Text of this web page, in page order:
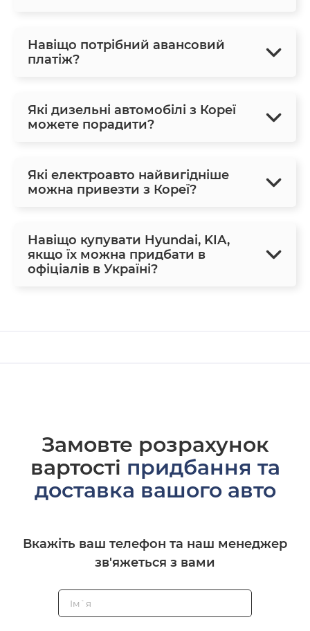
Навіщо потрібний авансовий
платіж?
Які дизельні автомобілі з Кореї
можете порадити?
Які електроавто найвигідніше
можна привезти з Кореї?
Навіщо купувати Hyundai, KIA,
якщо їх можна придбати в
офіціалів в Україні?
Замовте розрахунок
вартості придбання та
доставка вашого авто
Вкажіть ваш телефон та наш менеджер
зв'яжеться з вами